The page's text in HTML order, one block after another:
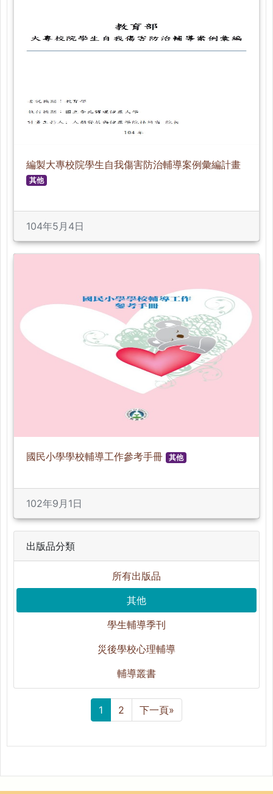
出版品分類
所有出版品
其他
學生輔導季刊
災後學校心理輔導
輔導叢書
編製大專校院學生自我傷害防治輔導案例彙編計畫
其他
104年5月4日
國民小學學校輔導工作參考手冊 其他
102年9月1日
1 2 下一頁»